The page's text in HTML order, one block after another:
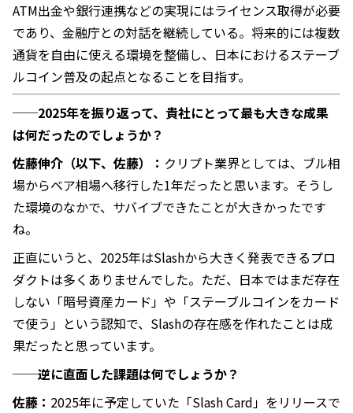
ATM出金や銀行連携などの実現にはライセンス取得が必要
であり、金融庁との対話を継続している。将来的には複数
通貨を自由に使える環境を整備し、日本におけるステーブ
ルコイン普及の起点となることを目指す。
──2025年を振り返って、貴社にとって最も大きな成果
は何だったのでしょうか？
佐藤伸介（以下、佐藤）： クリプト業界としては、ブル相
場からベア相場へ移行した1年だったと思います。そうし
た環境のなかで、サバイブできたことが大きかったです
ね。
正直にいうと、2025年はSlashから大きく発表できるプロ
ダクトは多くありませんでした。ただ、日本ではまだ存在
しない「暗号資産カード」や「ステーブルコインをカード
で使う」という認知で、Slashの存在感を作れたことは成
果だったと思っています。
──逆に直面した課題は何でしょうか？
佐藤： 2025年に予定していた「Slash Card」をリリースで